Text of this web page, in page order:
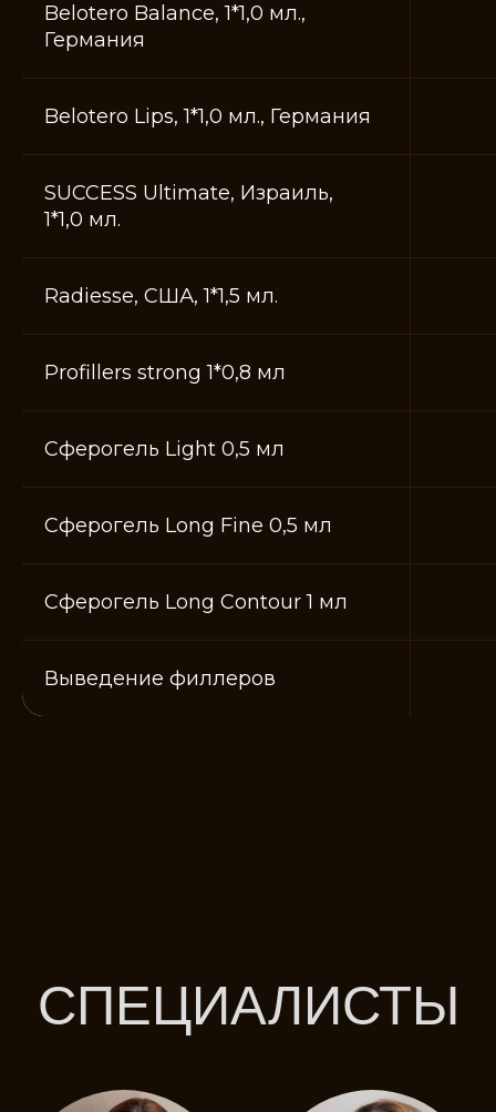
Belotero Balance, 1*1,0 мл.,
Германия
Belotero Lips, 1*1,0 мл., Германия
SUCCESS Ultimate, Израиль,
1*1,0 мл.
Radiesse, США, 1*1,5 мл.
Profillers strong 1*0,8 мл
Сферогель Light 0,5 мл
Сферогель Long Fine 0,5 мл
Сферогель Long Contour 1 мл
Выведение филлеров
Зверева Ксения
Андреевна
Врач-косметолог
Лукичева Елена
Врач-косметолог
Михайловна, Юрьевна